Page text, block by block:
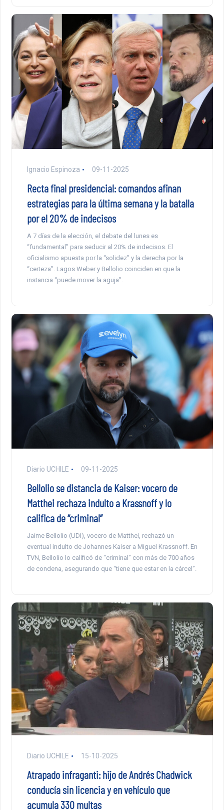
Ignacio Espinoza 09-11-2025
Recta final presidencial: comandos afinan
estrategias para la última semana y la batalla
por el 20% de indecisos
A 7 días de la elección, el debate del lunes es
“fundamental” para seducir al 20% de indecisos. El
oficialismo apuesta por la “solidez” y la derecha por la
“certeza”. Lagos Weber y Bellolio coinciden en que la
instancia “puede mover la aguja”.
Diario UCHILE 09-11-2025
Bellolio se distancia de Kaiser: vocero de
Matthei rechaza indulto a Krassnoff y lo
califica de “criminal”
Jaime Bellolio (UDI), vocero de Matthei, rechazó un
eventual indulto de Johannes Kaiser a Miguel Krassnoff. En
TVN, Bellolio lo calificó de “criminal” con más de 700 años
de condena, asegurando que “tiene que estar en la cárcel”.
Diario UCHILE 15-10-2025
Atrapado infraganti: hijo de Andrés Chadwick
conducía sin licencia y en vehículo que
acumula 330 multas